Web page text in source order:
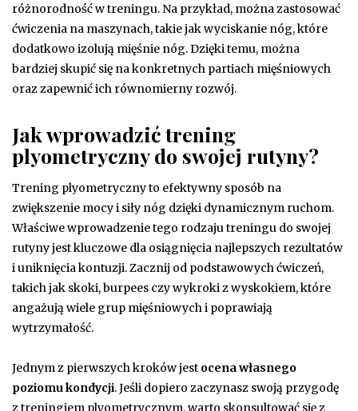
różnorodność w treningu. Na przykład, można zastosować
ćwiczenia na maszynach, takie jak wyciskanie nóg, które
dodatkowo izolują mięśnie nóg. Dzięki temu, można
bardziej skupić się na konkretnych partiach mięśniowych
oraz zapewnić ich równomierny rozwój.
Jak wprowadzić trening
plyometryczny do swojej rutyny?
Trening plyometryczny to efektywny sposób na
zwiększenie mocy i siły nóg dzięki dynamicznym ruchom.
Właściwe wprowadzenie tego rodzaju treningu do swojej
rutyny jest kluczowe dla osiągnięcia najlepszych rezultatów
i uniknięcia kontuzji. Zacznij od podstawowych ćwiczeń,
takich jak skoki, burpees czy wykroki z wyskokiem, które
angażują wiele grup mięśniowych i poprawiają
wytrzymałość.
Jednym z pierwszych kroków jest ocena własnego
poziomu kondycji. Jeśli dopiero zaczynasz swoją przygodę
z treningiem plyometrycznym, warto skonsultować się z